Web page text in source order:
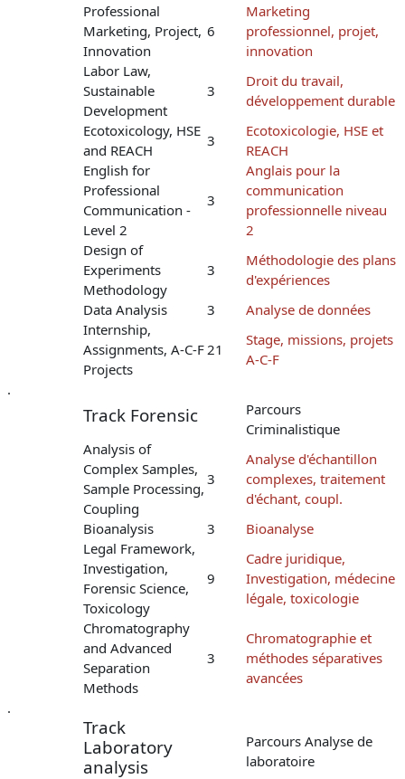
Professional
Marketing, Project,
Innovation
6
Marketing
professionnel, projet,
innovation
Labor Law,
Sustainable
Development
3
Droit du travail,
développement durable
Ecotoxicology, HSE
and REACH
3
Ecotoxicologie, HSE et
REACH
English for
Professional
Communication -
Level 2
3
Anglais pour la
communication
professionnelle niveau
2
Design of
Experiments
Methodology
3
Méthodologie des plans
d'expériences
Data Analysis
3
Analyse de données
Internship,
Assignments, A-C-F
Projects
21
Stage, missions, projets
A-C-F
.
Track Forensic
Parcours
Criminalistique
Analysis of
Complex Samples,
Sample Processing,
Coupling
3
Analyse d'échantillon
complexes, traitement
d'échant, coupl.
Bioanalysis
3
Bioanalyse
Legal Framework,
Investigation,
Forensic Science,
Toxicology
9
Cadre juridique,
Investigation, médecine
légale, toxicologie
Chromatography
and Advanced
Separation
Methods
3
Chromatographie et
méthodes séparatives
avancées
.
Track
Laboratory
analysis
Parcours Analyse de
laboratoire